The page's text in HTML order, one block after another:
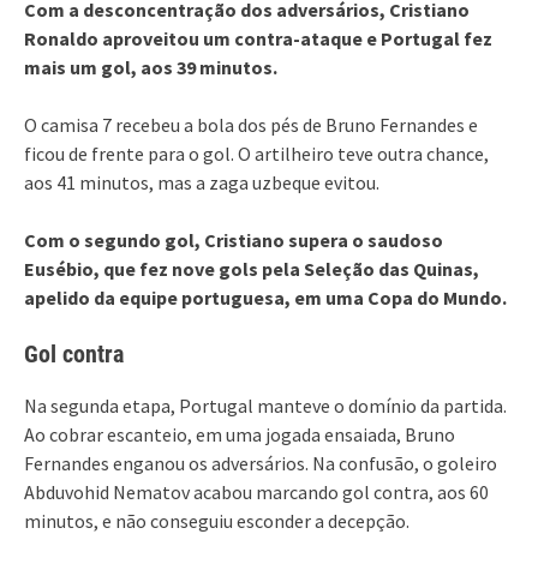
Com a desconcentração dos adversários, Cristiano
Ronaldo aproveitou um contra-ataque e Portugal fez
mais um gol, aos 39 minutos.
O camisa 7 recebeu a bola dos pés de Bruno Fernandes e
ficou de frente para o gol. O artilheiro teve outra chance,
aos 41 minutos, mas a zaga uzbeque evitou.
Com o segundo gol, Cristiano supera o saudoso
Eusébio, que fez nove gols pela Seleção das Quinas,
apelido da equipe portuguesa, em uma Copa do Mundo.
Gol contra
Na segunda etapa, Portugal manteve o domínio da partida.
Ao cobrar escanteio, em uma jogada ensaiada, Bruno
Fernandes enganou os adversários. Na confusão, o goleiro
Abduvohid Nematov acabou marcando gol contra, aos 60
minutos, e não conseguiu esconder a decepção.